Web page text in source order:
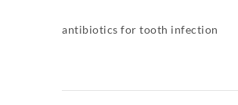
antibiotics for tooth infection